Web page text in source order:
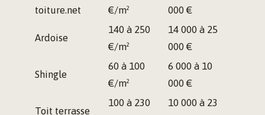
toiture.net
€/m²
000 €
Ardoise
140 à 250
€/m²
14 000 à 25
000 €
Shingle
60 à 100
€/m²
6 000 à 10
000 €
Toit terrasse
100 à 230
10 000 à 23